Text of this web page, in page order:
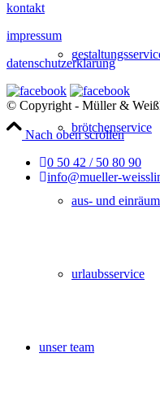
brötchenservice
aus- und
urlaubsservice
unser team
kontakt
impressum
datenschutzerklärung
© Copyright - Müller &
Nach oben scrollen
0 50 42 / 50 80 90
info@mueller-